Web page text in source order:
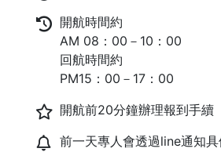
開航時間約
AM 08：00－10：00
回航時間約
PM15：00－17：00
開航前20分鐘辦理報到手續
前一天專人會透過line通知